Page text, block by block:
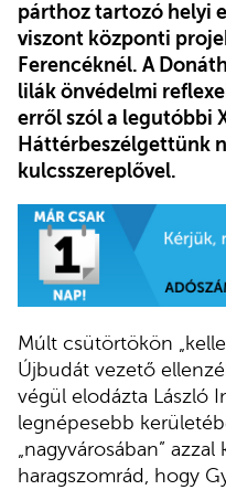
párthoz tartozó helyi
viszont központi
Ferencéknél. A
lilák önvédelmi
erről szól a legutóbbi
Háttérbeszélgettünk
kulcsszereplővel.
Múlt csütörtökön
Újbudát vezető
végül elodázta László
legnépesebb
„nagyvárosában”
haragszomrád, hogy